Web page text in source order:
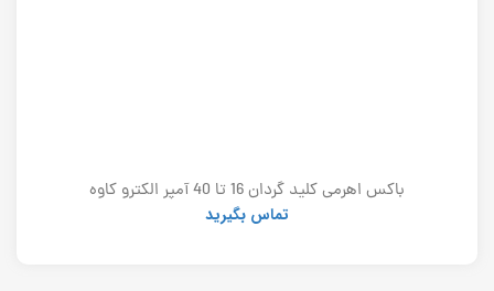
باکس اهرمی کلید گردان 16 تا 40 آمپر الکترو کاوه
تماس بگیرید